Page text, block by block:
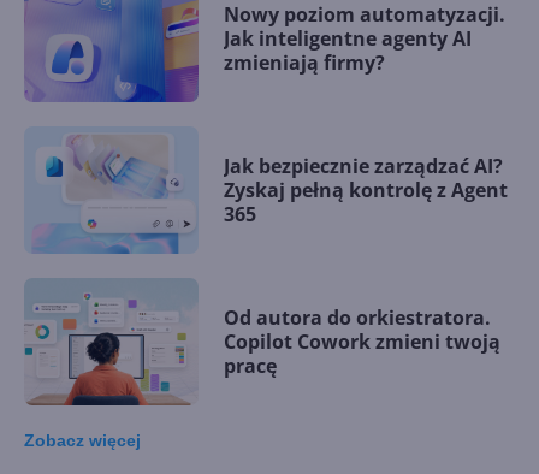
Nowy poziom automatyzacji.
Jak inteligentne agenty AI
zmieniają firmy?
Jak bezpiecznie zarządzać AI?
Zyskaj pełną kontrolę z Agent
365
Od autora do orkiestratora.
Copilot Cowork zmieni twoją
pracę
Zobacz więcej